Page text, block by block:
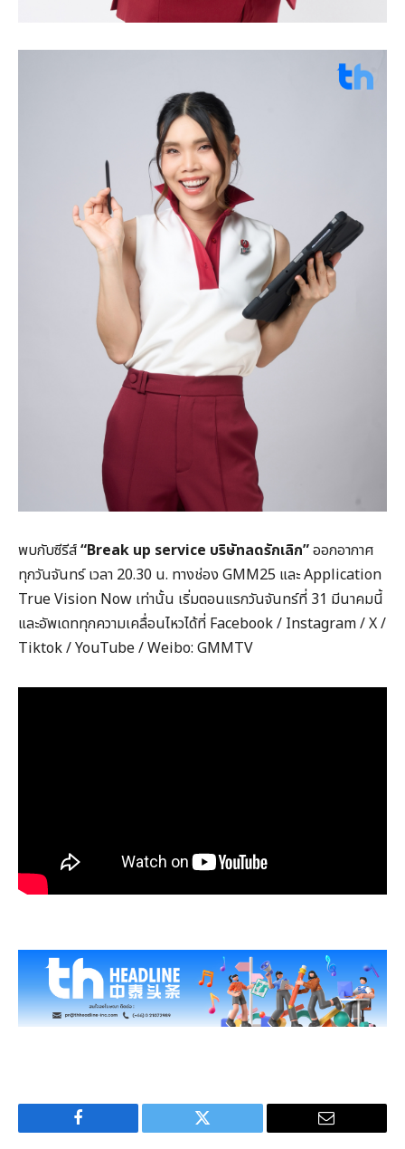
พบกับซีรีส์“Break up service บริษัทลดรักเลิก”ออกอากาศ
ทุกวันจันทร์ เวลา 20.30 น. ทางช่อง GMM25 และ Application
True Vision Now เท่านั้น เริ่มตอนแรกวันจันทร์ที่ 31 มีนาคมนี้
และอัพเดททุกความเคลื่อนไหวได้ที่ Facebook / Instagram / X /
Tiktok / YouTube / Weibo: GMMTV
Facebook Twitter Email